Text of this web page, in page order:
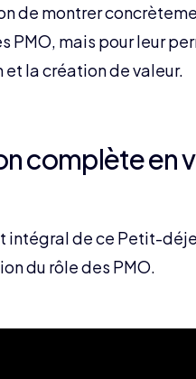
de montrer
PMO, mais pour leur
la création de valeur.
complète en
de ce Petit-
du rôle des PMO.